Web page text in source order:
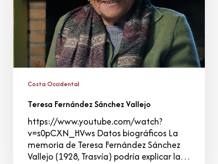
Costa Occidental
Teresa Fernández Sánchez Vallejo
https://www.youtube.com/watch?
v=s0pCXN_HVws Datos biográficos La
memoria de Teresa Fernández Sánchez
Vallejo (1928, Trasvía) podría explicar la…